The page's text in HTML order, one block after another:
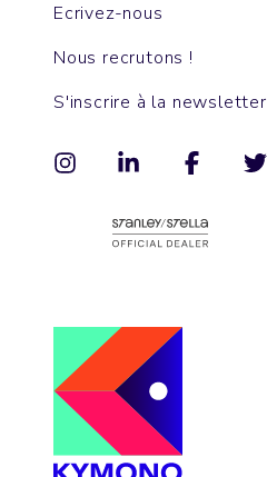
Ecrivez-nous
Nous recrutons !
S'inscrire à la newsletter